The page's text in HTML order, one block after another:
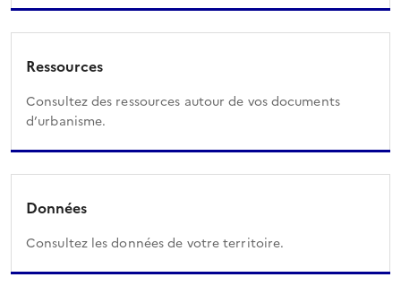
Ressources
Consultez des ressources autour de vos documents
d’urbanisme.
Données
Consultez les données de votre territoire.